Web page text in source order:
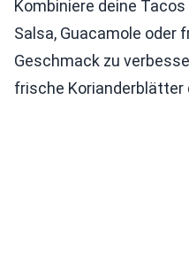
Kombiniere deine
Salsa, Guacamole oder
Geschmack zu
frische Korianderblätter